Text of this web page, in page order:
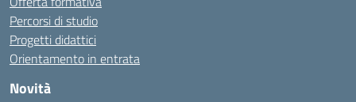
Percorsi di studio
Progetti didattici
Orientamento in entrata
Novità